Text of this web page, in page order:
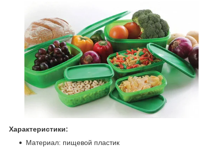
Характеристики:
Материал: пищевой пластик